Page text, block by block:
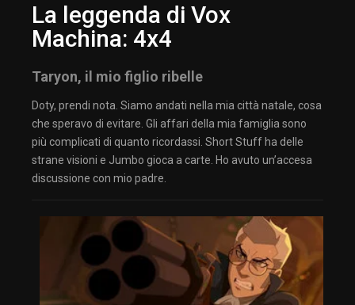
La leggenda di Vox
Machina: 4x4
Taryon, il mio figlio ribelle
Doty, prendi nota. Siamo andati nella mia città natale, cosa
che speravo di evitare. Gli affari della mia famiglia sono
più complicati di quanto ricordassi. Short Stuff ha delle
strane visioni e Jumbo gioca a carte. Ho avuto un’accesa
discussione con mio padre.